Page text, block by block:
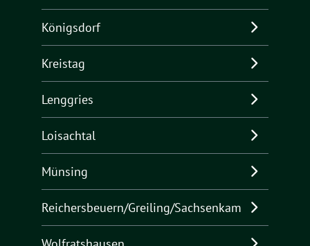
Königsdorf
Kreistag
Lenggries
Loisachtal
Münsing
Reichersbeuern/Greiling/Sachsenkam